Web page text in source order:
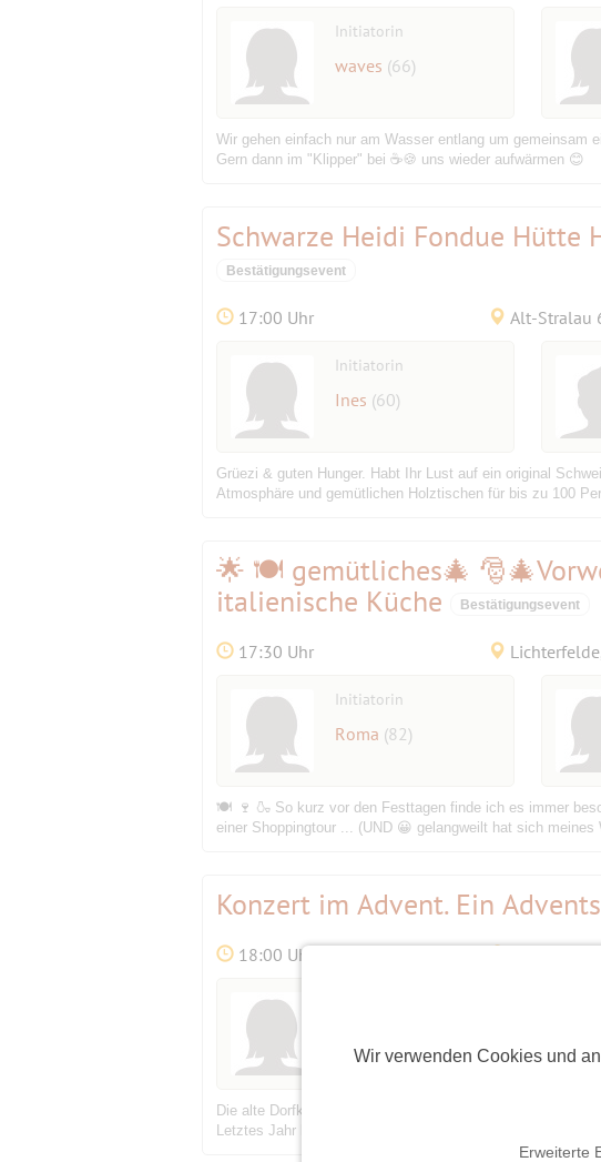
Wir verwenden Cookies und
Erweiterte
Initiatorin
waves (66)
Wir gehen einfach nur am Wasser entlang um gemeinsam
Gern dann im "Klipper" bei ☕🍪 uns wieder aufwärmen 😊
Schwarze Heidi Fondue Hütte
Bestätigungsevent
17:00 Uhr Alt-Stralau
Initiatorin
Ines (60)
Grüezi & guten Hunger. Habt Ihr Lust auf ein original
Atmosphäre und gemütlichen Holztischen für bis zu 100
🌟 🍽 gemütliches🎄
italienische Küche
Bestätigungsevent
17:30 Uhr
Initiatorin
Roma (82)
🍽 🍷 🍶 So kurz vor den Festtagen finde ich es immer
einer Shoppingtour ... (UND 😀 gelangweilt hat sich
Konzert im Advent. Ein
18:00 Uhr
Die alte Dorfkirche in Lichtenrade lädt auch dieses Jahr
Letztes Jahr habe ich diesen Chor gehört und war sehr